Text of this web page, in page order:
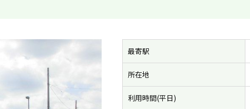
最寄駅
所在地
利用時間(平日)